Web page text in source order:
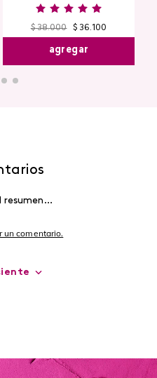
$ 38.000 $ 36.100
agregar
resumen…
un comentario.